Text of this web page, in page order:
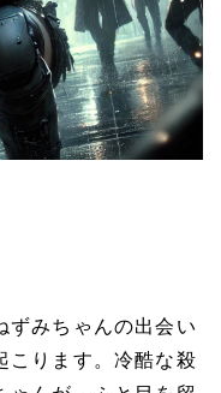
ずみちゃんの出会い
こります。冷酷な殺